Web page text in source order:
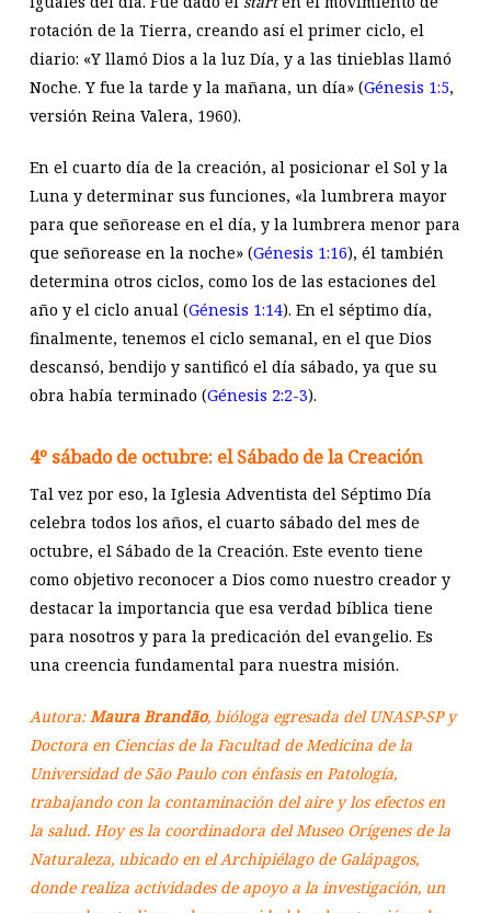
rotación de la Tierra, creando así el primer ciclo, el
diario: «Y llamó Dios a la luz Día, y a las tinieblas llamó
Noche. Y fue la tarde y la mañana, un día» (Génesis 1:5,
versión Reina Valera, 1960).
En el cuarto día de la creación, al posicionar el Sol y la
Luna y determinar sus funciones, «la lumbrera mayor
para que señorease en el día, y la lumbrera menor para
que señorease en la noche» (Génesis 1:16), él también
determina otros ciclos, como los de las estaciones del
año y el ciclo anual (Génesis 1:14). En el séptimo día,
finalmente, tenemos el ciclo semanal, en el que Dios
descansó, bendijo y santificó el día sábado, ya que su
obra había terminado (Génesis 2:2-3).
4º sábado de octubre: el Sábado de la Creación
Tal vez por eso, la Iglesia Adventista del Séptimo Día
celebra todos los años, el cuarto sábado del mes de
octubre, el Sábado de la Creación. Este evento tiene
como objetivo reconocer a Dios como nuestro creador y
destacar la importancia que esa verdad bíblica tiene
para nosotros y para la predicación del evangelio. Es
una creencia fundamental para nuestra misión.
Autora:Maura Brandão, bióloga egresada del UNASP-SP y
Doctora en Ciencias de la Facultad de Medicina de la
Universidad de São Paulo con énfasis en Patología,
trabajando con la contaminación del aire y los efectos en
la salud. Hoy es la coordinadora del Museo Orígenes de la
Naturaleza, ubicado en el Archipiélago de Galápagos,
donde realiza actividades de apoyo a la investigación, un